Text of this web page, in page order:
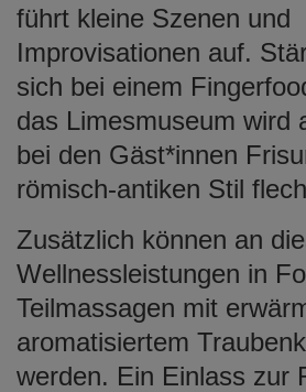
führt kleine Szenen und
Improvisationen auf.
sich bei einem
das Limesmuseum wird
bei den Gäst*innen
römisch-antiken Stil
Zusätzlich können an
Wellnessleistungen in
Teilmassagen mit
aromatisiertem
werden. Ein Einlass zur